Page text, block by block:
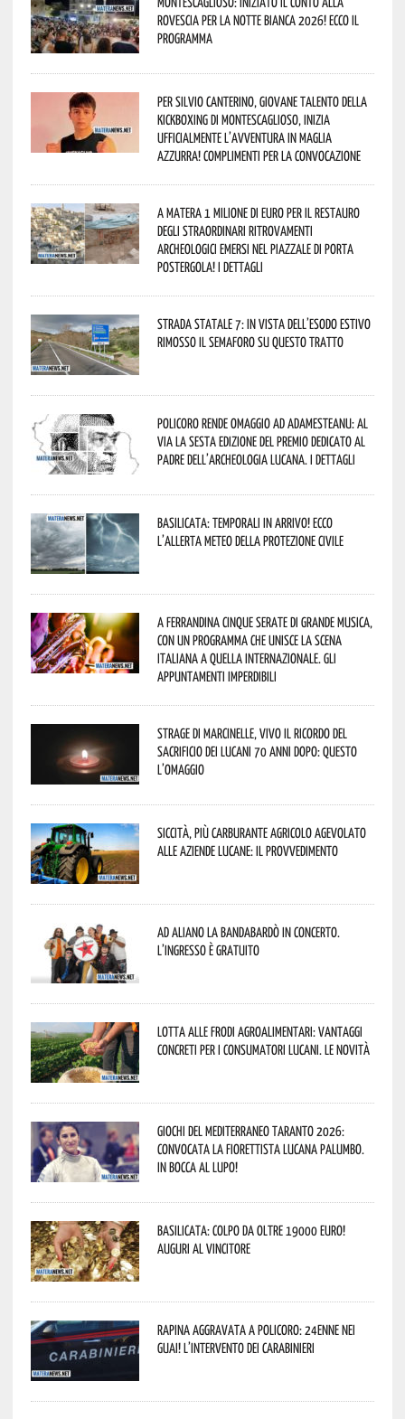
rovescia per la Notte Bianca 2026! Ecco il
programma
Per Silvio Canterino, giovane talento della
kickboxing di Montescaglioso, inizia
ufficialmente l’avventura in maglia
azzurra! Complimenti per la convocazione
A Matera 1 milione di euro per il restauro
degli straordinari ritrovamenti
archeologici emersi nel piazzale di Porta
Postergola! I dettagli
Strada statale 7: in vista dell’esodo estivo
rimosso il semaforo su questo tratto
Policoro rende omaggio ad Adamesteanu: al
via la sesta edizione del Premio dedicato al
padre dell’archeologia lucana. I dettagli
Basilicata: temporali in arrivo! Ecco
l’allerta meteo della Protezione civile
A Ferrandina cinque serate di grande musica,
con un programma che unisce la scena
italiana a quella internazionale. Gli
appuntamenti imperdibili
Strage di Marcinelle, vivo il ricordo del
sacrificio dei lucani 70 anni dopo: questo
l’omaggio
Siccità, più carburante agricolo agevolato
alle aziende lucane: il provvedimento
Ad Aliano la Bandabardò in concerto.
L’ingresso è gratuito
Lotta alle frodi agroalimentari: vantaggi
concreti per i consumatori lucani. Le novità
Giochi del Mediterraneo Taranto 2026:
convocata la fiorettista lucana Palumbo.
In bocca al lupo!
Basilicata: colpo da oltre 19000 Euro!
Auguri al vincitore
Rapina aggravata a Policoro: 24enne nei
guai! L’intervento dei Carabinieri